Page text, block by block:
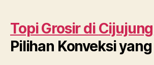
Topi Grosir di Cijujung
Pilihan Konveksi